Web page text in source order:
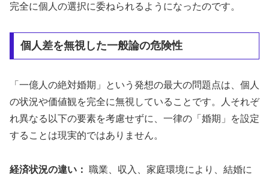
完全に個人の選択に委ねられるようになったのです。
個人差を無視した一般論の危険性
「一億人の絶対婚期」という発想の最大の問題点は、個人
の状況や価値観を完全に無視していることです。人それぞ
れ異なる以下の要素を考慮せずに、一律の「婚期」を設定
することは現実的ではありません。
経済状況の違い： 職業、収入、家庭環境により、結婚に